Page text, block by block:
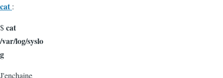
cat:
$cat
/var/log/syslo
g
J'enchaine